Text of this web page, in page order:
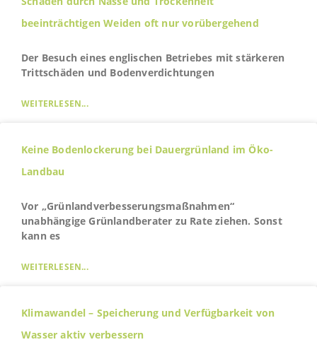
beeinträchtigen Weiden oft nur vorübergehend
Der Besuch eines englischen Betriebes mit stärkeren
Trittschäden und Bodenverdichtungen
WEITERLESEN...
Keine Bodenlockerung bei Dauergrünland im Öko-
Landbau
Vor „Grünlandverbesserungsmaßnahmen“
unabhängige Grünlandberater zu Rate ziehen. Sonst
kann es
WEITERLESEN...
Klimawandel – Speicherung und Verfügbarkeit von
Wasser aktiv verbessern